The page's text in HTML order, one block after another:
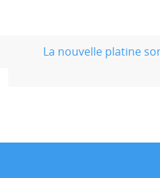
La nouvelle platine